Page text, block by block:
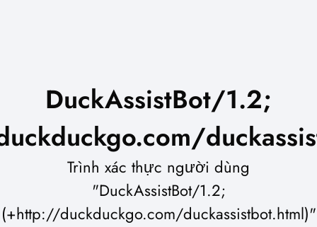
DuckAssistBot/1.2;
Trình xác thực người dùng
"DuckAssistBot/1.2;
(+http://duckduckgo.com/duckassistbot.html)"